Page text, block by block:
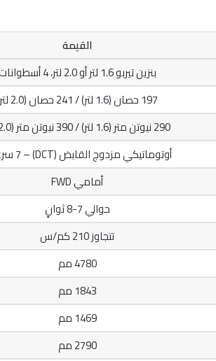
القيمة
بنزين تيربو 1.6 لتر أو 2.0 لتر، 4 أسطوانات
197 حصان (1.6 لتر) / 241 حصان (2.0 لتر)
290 نيوتن متر (1.6 لتر) / 390 نيوتن متر (2.0 لتر)
أوتوماتيكي مزدوج القابض (DCT) – 7 سرعات
أمامي FWD
حوالي 7-8 ثوانٍ
تتجاوز 210 كم/س
4780 مم
1843 مم
1469 مم
2790 مم